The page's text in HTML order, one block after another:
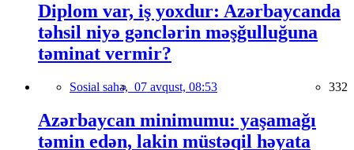
Diplom var, iş yoxdur: Azərbaycanda
təhsil niyə gənclərin məşğulluğuna
təminat vermir?
Sosial sahə, 07 avqust, 08:53 332
Azərbaycan minimumu: yaşamağı
təmin edən, lakin müstəqil həyata